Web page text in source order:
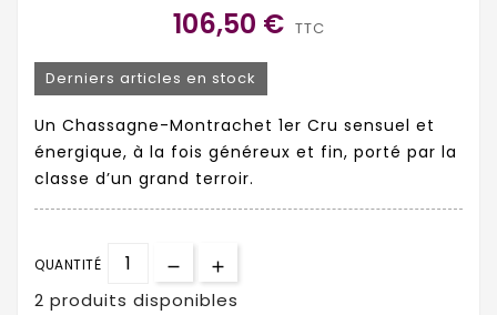
106,50 € TTC
Derniers articles en stock
Un Chassagne-Montrachet 1er Cru sensuel et
énergique, à la fois généreux et fin, porté par la
classe d’un grand terroir.
QUANTITÉ
2 produits disponibles